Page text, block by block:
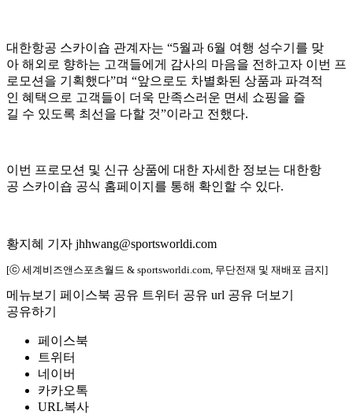
대한항공 스카이숍 관계자는 “5월과 6월 여행 성수기를 맞
아 해외로 향하는 고객들에게 감사의 마음을 전하고자 이번 프
로모션을 기획했다”며 “앞으로도 차별화된 상품과 파격적
인 혜택으로 고객들이 더욱 만족스러운 면세 쇼핑을 즐
길 수 있도록 최선을 다할 것”이라고 전했다.
이번 프로모션 및 신규 상품에 대한 자세한 정보는 대한항
공 스카이숍 공식 홈페이지를 통해 확인할 수 있다.
황지혜 기자 jhhwang@sportsworldi.com
[ⓒ 세계비즈앤스포츠월드 & sportsworldi.com, 무단전재 및 재배포 금지]
메뉴보기 페이스북 공유 트위터 공유 url 공유 더보기
공유하기
페이스북
트위터
네이버
카카오톡
URL복사